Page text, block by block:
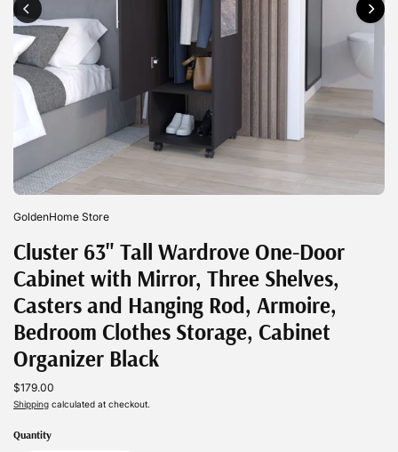
GoldenHome Store
Cluster 63" Tall Wardrove One-Door
Cabinet with Mirror, Three Shelves,
Casters and Hanging Rod, Armoire,
Bedroom Clothes Storage, Cabinet
Organizer Black
$179.00
Shipping calculated at checkout.
Quantity